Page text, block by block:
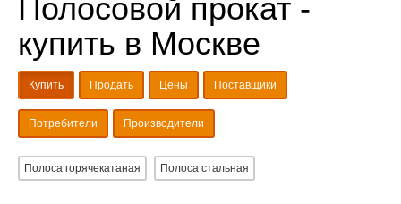
Полосовой прокат -
купить в Москве
Купить Продать Цены Поставщики
Потребители Производители
Полоса горячекатаная Полоса стальная